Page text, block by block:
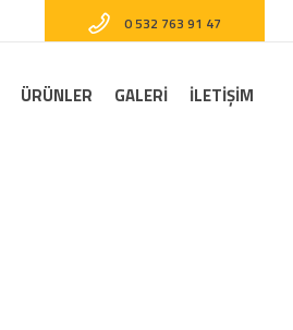
0 532 763 91 47
ÜRÜNLER GALERI İLETİŞİM